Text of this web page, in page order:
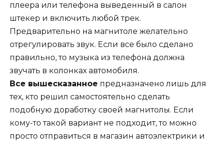
плеера или телефона выведенный в салон
штекер и включить любой трек.
Предварительно на магнитоле желательно
отрегулировать звук. Если все было сделано
правильно, то музыка из телефона должна
звучать в колонках автомобиля.
Все вышесказанное предназначено лишь для
тех, кто решил самостоятельно сделать
подобную доработку своей магнитолы. Если
кому-то такой вариант не подходит, то можно
просто отправиться в магазин автоэлектрики и